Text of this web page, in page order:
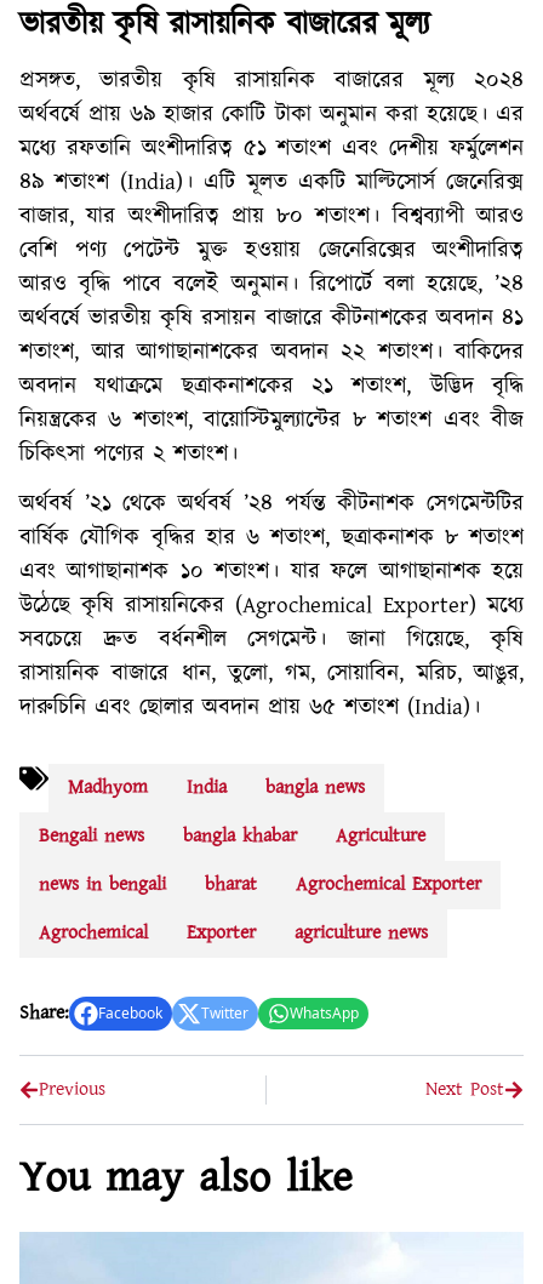
ভারতীয় কৃষি রাসায়নিক বাজারের মূল্য
প্রসঙ্গত, ভারতীয় কৃষি রাসায়নিক বাজারের মূল্য ২০২৪
অর্থবর্ষে প্রায় ৬৯ হাজার কোটি টাকা অনুমান করা হয়েছে। এর
মধ্যে রফতানি অংশীদারিত্ব ৫১ শতাংশ এবং দেশীয় ফর্মুলেশন
৪৯ শতাংশ (India)। এটি মূলত একটি মাল্টিসোর্স জেনেরিক্স
বাজার, যার অংশীদারিত্ব প্রায় ৮০ শতাংশ। বিশ্বব্যাপী আরও
বেশি পণ্য পেটেন্ট মুক্ত হওয়ায় জেনেরিক্সের অংশীদারিত্ব
আরও বৃদ্ধি পাবে বলেই অনুমান। রিপোর্টে বলা হয়েছে, ’২৪
অর্থবর্ষে ভারতীয় কৃষি রসায়ন বাজারে কীটনাশকের অবদান ৪১
শতাংশ, আর আগাছানাশকের অবদান ২২ শতাংশ। বাকিদের
অবদান যথাক্রমে ছত্রাকনাশকের ২১ শতাংশ, উদ্ভিদ বৃদ্ধি
নিয়ন্ত্রকের ৬ শতাংশ, বায়োস্টিমুল্যান্টের ৮ শতাংশ এবং বীজ
চিকিৎসা পণ্যের ২ শতাংশ।
অর্থবর্ষ ’২১ থেকে অর্থবর্ষ ’২৪ পর্যন্ত কীটনাশক সেগমেন্টটির
বার্ষিক যৌগিক বৃদ্ধির হার ৬ শতাংশ, ছত্রাকনাশক ৮ শতাংশ
এবং আগাছানাশক ১০ শতাংশ। যার ফলে আগাছানাশক হয়ে
উঠেছে কৃষি রাসায়নিকের (Agrochemical Exporter) মধ্যে
সবচেয়ে দ্রুত বর্ধনশীল সেগমেন্ট। জানা গিয়েছে, কৃষি
রাসায়নিক বাজারে ধান, তুলো, গম, সোয়াবিন, মরিচ, আঙুর,
দারুচিনি এবং ছোলার অবদান প্রায় ৬৫ শতাংশ (India)।
Madhyom India
bangla news
Bengali news
bangla khabar
Agriculture
news in bengali
bharat
Agrochemical Exporter
Agrochemical
Exporter agriculture news
Share: Facebook Twitter WhatsApp
Previous Next Post
You may also like